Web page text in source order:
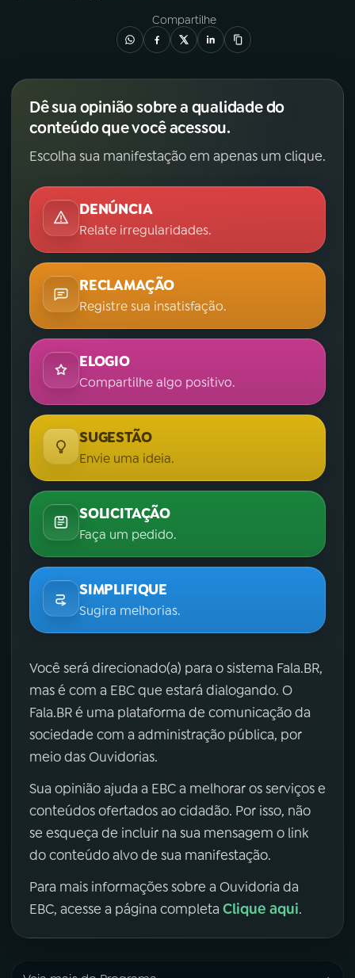
Compartilhe
Dê sua opinião sobre a qualidade do
conteúdo que você acessou.
Escolha sua manifestação em apenas um clique.
DENÚNCIA
Relate irregularidades.
RECLAMAÇÃO
Registre sua insatisfação.
ELOGIO
Compartilhe algo positivo.
SUGESTÃO
Envie uma ideia.
SOLICITAÇÃO
Faça um pedido.
SIMPLIFIQUE
Sugira melhorias.
Você será direcionado(a) para o sistema Fala.BR,
mas é com a EBC que estará dialogando. O
Fala.BR é uma plataforma de comunicação da
sociedade com a administração pública, por
meio das Ouvidorias.
Sua opinião ajuda a EBC a melhorar os serviços e
conteúdos ofertados ao cidadão. Por isso, não
se esqueça de incluir na sua mensagem o link
do conteúdo alvo de sua manifestação.
Para mais informações sobre a Ouvidoria da
EBC, acesse a página completa Clique aqui.